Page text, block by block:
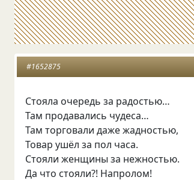
#1652875
Стояла очередь за радостью…
Там продавались чудеса…
Там торговали даже жадностью,
Товар ушёл за пол часа.
Стояли женщины за нежностью.
Да что стояли?! Напролом!